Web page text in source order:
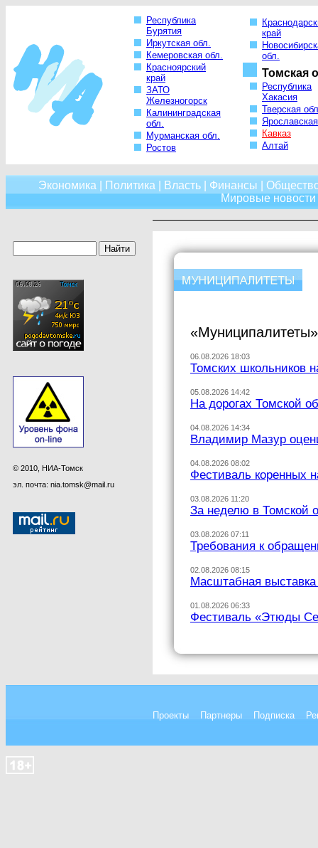
Республика
Бурятия
Иркутская обл.
Кемеровская обл.
Красноярский
край
ЗАТО
Железногорск
Калининградская
обл.
Мурманская обл.
Ростов
край
обл.
Томская
Республика
Хакасия
Тверская
Кавказ
Алтай
Экономика Политика Власть Финансы
Мировые новости
© 2010, НИА-Томск
эл. почта: nia.tomsk@mail.ru
06.08.2026 18:03
Томских школьников
05.08.2026 14:42
На дорогах Томской
04.08.2026 14:34
Владимир Мазур
04.08.2026 08:02
Фестиваль коренных
03.08.2026 11:20
За неделю в Томской
03.08.2026 07:11
Требования к
02.08.2026 08:15
Масштабная выставка
01.08.2026 06:33
Фестиваль «Этюды
Проекты Партнеры Подписка